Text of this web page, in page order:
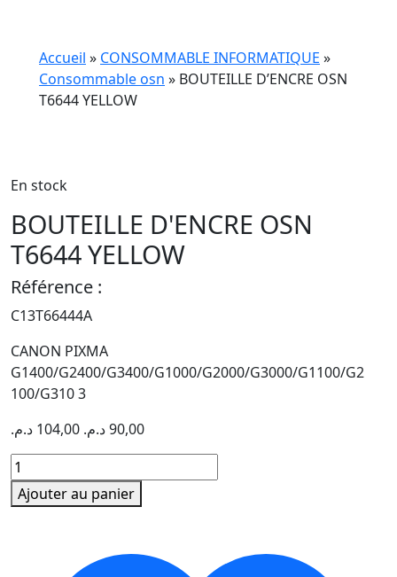
Accueil » CONSOMMABLE INFORMATIQUE »
Consommable osn » BOUTEILLE D’ENCRE OSN
T6644 YELLOW
En stock
BOUTEILLE D'ENCRE OSN
T6644 YELLOW
Référence :
C13T66444A
CANON PIXMA
G1400/G2400/G3400/G1000/G2000/G3000/G1100/G2
100/G310 3
104,00 د.م. 90,00د.م.
quantité
de
BOUTEILLE
Ajouter au panier